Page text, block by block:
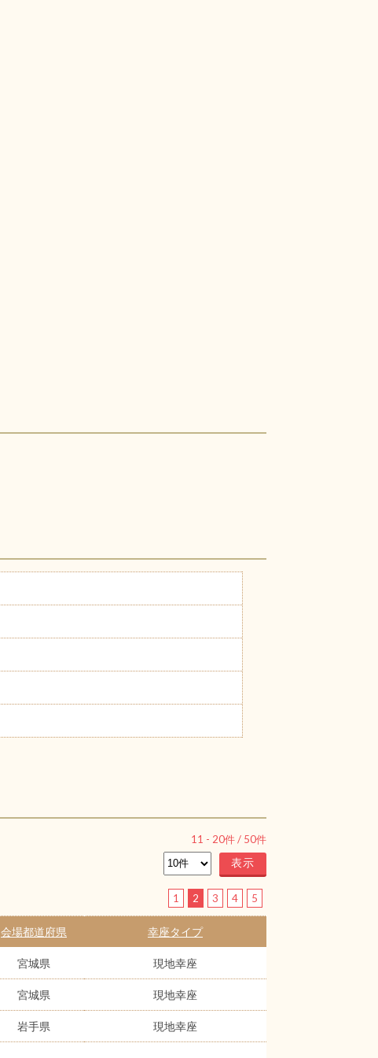
11 - 20件 / 50件
1 2 3 4 5
会場都道府県 幸座タイプ
宮城県 現地幸座
宮城県 現地幸座
岩手県 現地幸座